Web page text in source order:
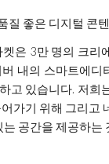
질 좋은 디지털 콘
은 3만 명의 크리
내의 스마트에디
고 있습니다. 저희
가기 위해 그리고
는 공간을 제공하는